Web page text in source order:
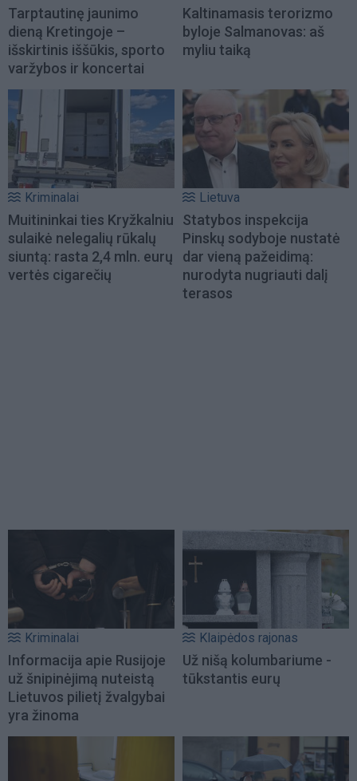
Tarptautinę jaunimo
dieną Kretingoje –
išskirtinis iššūkis, sporto
varžybos ir koncertai
Kaltinamasis terorizmo
byloje Salmanovas: aš
myliu taiką
Kriminalai
Muitininkai ties Kryžkalniu
sulaikė nelegalių rūkalų
siuntą: rasta 2,4 mln. eurų
vertės cigarečių
Lietuva
Statybos inspekcija
Pinskų sodyboje nustatė
dar vieną pažeidimą:
nurodyta nugriauti dalį
terasos
Kriminalai
Informacija apie Rusijoje
už šnipinėjimą nuteistą
Lietuvos pilietį žvalgybai
yra žinoma
Klaipėdos rajonas
Už nišą kolumbariume -
tūkstantis eurų